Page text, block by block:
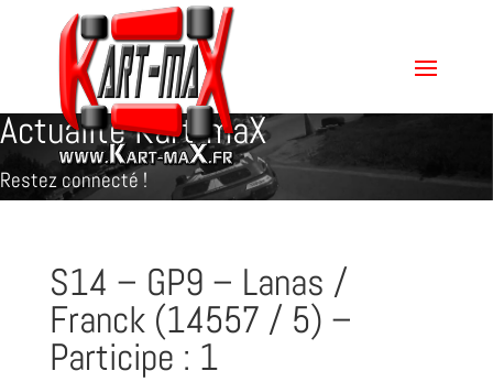
Actualité Kart-maX
Restez connecté !
S14 – GP9 – Lanas /
Franck (14557 / 5) –
Participe : 1